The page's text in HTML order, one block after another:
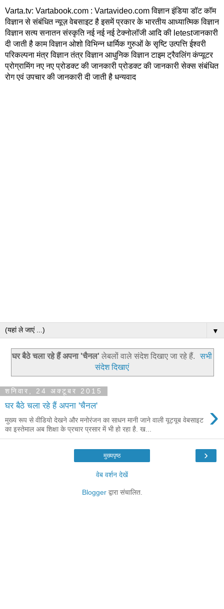
Varta.tv: Vartabook.com : Vartavideo.com विज्ञान इंडिया डॉट कॉम
विज्ञान से संबंधित न्यूज़ वेबसाइट है इसमें प्रकार के भारतीय आध्यात्मिक विज्ञान
विज्ञान सत्य सनातन संस्कृति नई नई नई टेक्नोलॉजी आदि की letestजानकारी
दी जाती है काम विज्ञान ओशो विभिन्न धार्मिक गुरुओं के सृष्टि उत्पत्ति ईश्वरी
परिकल्पना मंत्र विज्ञान तंत्र विज्ञान आधुनिक विज्ञान टाइम ट्रैवलिंग कंप्यूटर
प्रोग्रामिंग नए नए प्रोडक्ट की जानकारी प्रोडक्ट की जानकारी सेक्स संबंधित
रोग एवं उपचार की जानकारी दी जाती है धन्यवाद
▼
घर बैठे चला रहे हैं अपना 'चैनल' लेबलों वाले संदेश दिखाए जा रहे हैं.
सभी
संदेश दिखाएं
शनिवार, 24 अक्टूबर 2015
घर बैठे चला रहे हैं अपना 'चैनल' ›
मुख्य रूप से वीडियो देखने और मनोरंजन का साधन मानी जाने वाली यूट्यूब वेबसाइट
का इस्तेमाल अब शिक्षा के प्रचार प्रसार में भी हो रहा है. ख...
›
मुख्यपृष्ठ
वेब वर्शन देखें
Bloggerद्वारा संचालित.